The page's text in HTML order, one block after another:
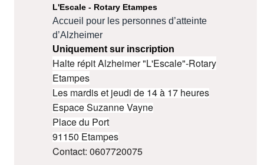
L'Escale - Rotary Etampes
Accueil pour les personnes d’atteinte
d’Alzheimer
Uniquement sur inscription
Halte répit Alzheimer "L'Escale"-Rotary
Etampes
Les mardis et jeudi de 14 à 17 heures
Espace Suzanne Vayne
Place du Port
91150 Etampes
Contact: 0607720075